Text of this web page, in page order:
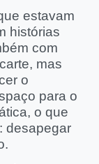
estavam
histórias
com
mas
o
para o
o que
desapegar